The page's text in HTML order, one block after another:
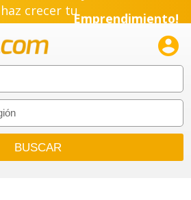
crecer tuEmprendimiento!
